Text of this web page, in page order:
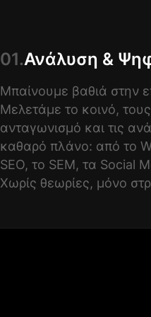
01.Ανάλυση &
Μπαίνουμε βαθιά στην
Μελετάμε το κοινό,
ανταγωνισμό και τις
καθαρό πλάνο: από το
SEO, το SEM, τα Social
Χωρίς θεωρίες, μόνο